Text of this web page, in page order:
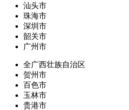
汕头市
珠海市
深圳市
韶关市
广州市
全广西壮族自治区
贺州市
百色市
玉林市
贵港市